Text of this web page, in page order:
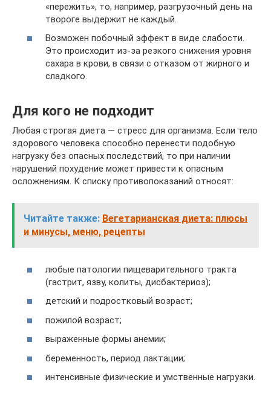
«пережить», то, например, разгрузочный день на
твороге выдержит не каждый.
Возможен побочный эффект в виде слабости.
Это происходит из-за резкого снижения уровня
сахара в крови, в связи с отказом от жирного и
сладкого.
Для кого не подходит
Любая строгая диета — стресс для организма. Если тело
здорового человека способно перенести подобную
нагрузку без опасных последствий, то при наличии
нарушений похудение может привести к опасным
осложнениям. К списку противопоказаний относят:
Читайте также: Вегетарианская диета: плюсы
и минусы, меню, рецепты
любые патологии пищеварительного тракта
(гастрит, язву, колиты, дисбактериоз);
детский и подростковый возраст;
пожилой возраст;
выраженные формы анемии;
беременность, период лактации;
интенсивные физические и умственные нагрузки.